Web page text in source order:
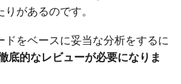
があるのです。
ドをベースに妥当な分析をするに
底的なレビューが必要になりま